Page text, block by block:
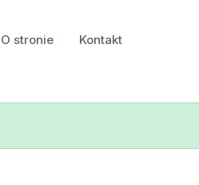
O stronie Kontakt